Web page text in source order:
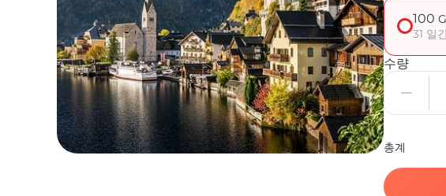
로밍 비용 절감
24/7 고객 서비스
쉬운 설치 방법
국내 전화번호 그대로 유지
로컬 및 지역 요금제
100
31 일
수량
총계